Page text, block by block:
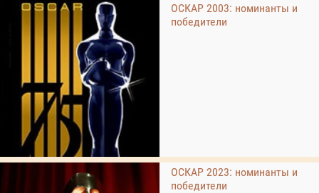
ОСКАР 2003: номинанты и
победители
ОСКАР 2023: номинанты и
победители